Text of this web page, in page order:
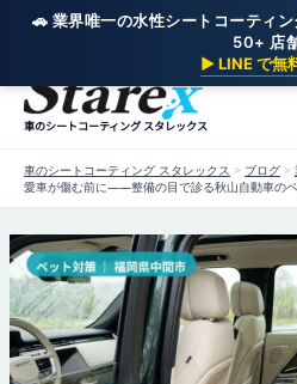
🚗 業界唯一の水性シートコーティ
50+ 店
▶ LINE で無
容
車のシートコーティング スタレックス
車のシートコーティング スタレックス > ブログ >
愛車が傷む前に——整備の目で診る秋山自動車の